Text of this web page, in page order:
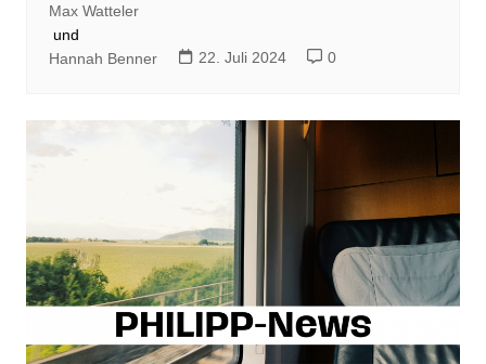
Max Watteler
und
Hannah Benner
22. Juli 2024 0